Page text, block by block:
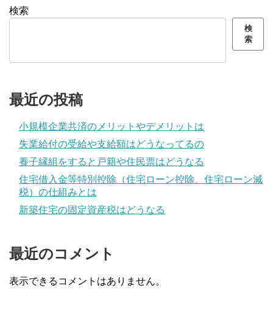
検索
検
索
最近の投稿
小規模企業共済のメリットやデメリットは
失業給付の受給や支給額はどうなってるの
養子縁組をすると戸籍や住民票はどうなる
住宅借入金等特別控除（住宅ローン控除、住宅ローン減
税）の仕組みとは
新築住宅の固定資産税はどうなる
最近のコメント
表示できるコメントはありません。